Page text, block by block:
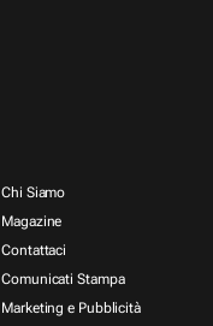
Chi Siamo
Magazine
Contattaci
Comunicati Stampa
Marketing e Pubblicità